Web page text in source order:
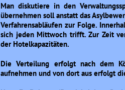
Man diskutiere in den
übernehmen soll anstatt das
Verfahrensabläufen zur Folge.
sich jeden Mittwoch trifft. Zur Zeit
der Hotelkapazitäten.
Die Verteilung erfolgt nach dem
aufnehmen und von dort aus erfolgt